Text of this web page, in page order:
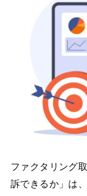
ファクタリング
訴できるか」は